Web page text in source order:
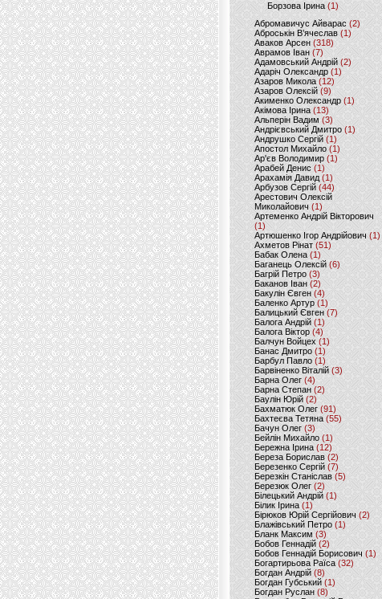
Борзова Ірина(1)
Абромавичус Айварас (2)
Аброськін В’ячеслав(1)
Аваков Арсен (318)
Аврамов Іван (7)
Адамовський Андрій(2)
Адаріч Олександр (1)
Азаров Микола (12)
Азаров Олексій (9)
Акименко Олександр(1)
Акімова Ірина(13)
Альперін Вадим (3)
Андрієвський Дмитро(1)
Андрушко Сергій(1)
Апостол Михайло(1)
Ар'єв Володимир (1)
Арабей Денис(1)
Арахамія Давид (1)
Арбузов Сергій (44)
Арестович Олексій
Миколайович(1)
Артеменко Андрій Вікторович
(1)
Артюшенко Ігор Андрійович(1)
Ахметов Рінат(51)
Бабак Олена(1)
Баганець Олексій(6)
Багрій Петро (3)
Баканов Іван(2)
Бакулін Євген (4)
Баленко Артур(1)
Балицький Євген(7)
Балога Андрій (1)
Балога Віктор (4)
Балчун Войцех (1)
Банас Дмитро (1)
Барбул Павло(1)
Барвіненко Віталій(3)
Барна Олег (4)
Барна Степан (2)
Баулін Юрій (2)
Бахматюк Олег (91)
Бахтеєва Тетяна(55)
Бачун Олег (3)
Бейлін Михайло (1)
Бережна Ірина(12)
Береза Борислав(2)
Березенко Сергій (7)
Березкін Станіслав (5)
Березюк Олег(2)
Білецький Андрій (1)
Білик Ірина (1)
Бірюков Юрій Сергійович (2)
Блажівський Петро (1)
Бланк Максим(3)
Бобов Геннадій (2)
Бобов Геннадій Борисович (1)
Богартирьова Раїса (32)
Богдан Андрій(8)
Богдан Губський (1)
Богдан Руслан(8)